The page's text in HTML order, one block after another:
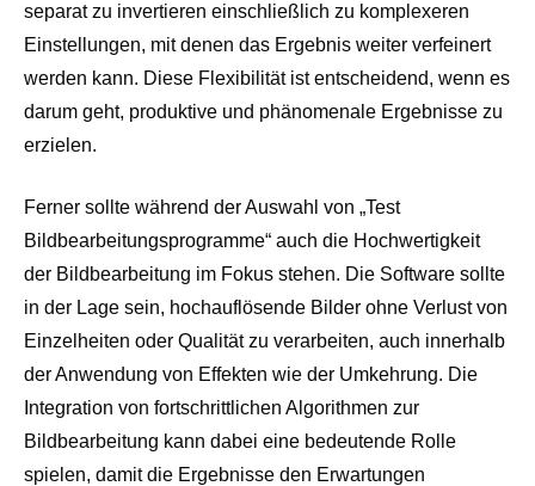
separat zu invertieren einschließlich zu komplexeren
Einstellungen, mit denen das Ergebnis weiter verfeinert
werden kann. Diese Flexibilität ist entscheidend, wenn es
darum geht, produktive und phänomenale Ergebnisse zu
erzielen.
Ferner sollte während der Auswahl von „Test
Bildbearbeitungsprogramme“ auch die Hochwertigkeit
der Bildbearbeitung im Fokus stehen. Die Software sollte
in der Lage sein, hochauflösende Bilder ohne Verlust von
Einzelheiten oder Qualität zu verarbeiten, auch innerhalb
der Anwendung von Effekten wie der Umkehrung. Die
Integration von fortschrittlichen Algorithmen zur
Bildbearbeitung kann dabei eine bedeutende Rolle
spielen, damit die Ergebnisse den Erwartungen